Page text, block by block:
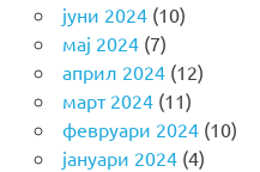
јуни 2024(10)
мај 2024(7)
април 2024(12)
март 2024(11)
февруари 2024(10)
јануари 2024(4)